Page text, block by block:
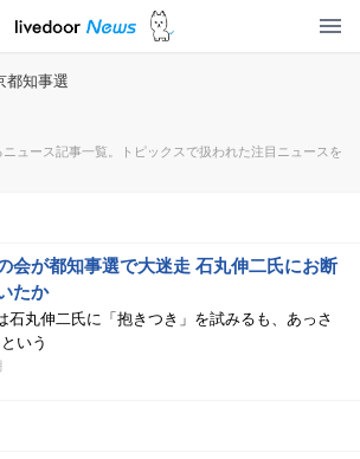
都知事選
ニュース記事一覧。トピックスで扱われた注目ニュースを
会が都知事選で大迷走 石丸伸二氏にお断
たか
石丸伸二氏に「抱きつき」を試みるも、あっさ
いう